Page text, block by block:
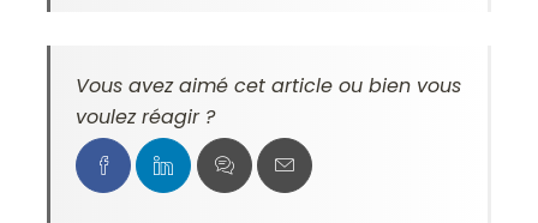
Vous avez aimé cet article ou bien vous
voulez réagir ?